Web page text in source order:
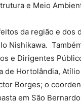
e Meio
da região e dos
Nishikawa.
e Dirigentes
de Hortolândia,
Borges; o
em São